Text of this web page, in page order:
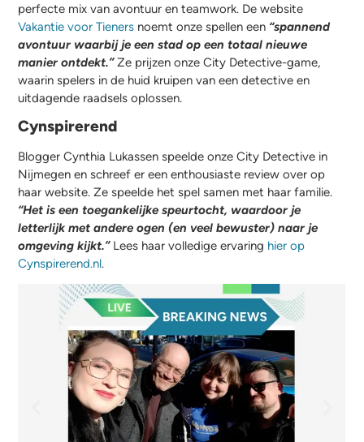
perfecte mix van avontuur en teamwork. De website
Vakantie voor Tieners noemt onze spellen een “spannend
avontuur waarbij je een stad op een totaal nieuwe
manier ontdekt.”Ze prijzen onze City Detective-game,
waarin spelers in de huid kruipen van een detective en
uitdagende raadsels oplossen.
Cynspirerend
Blogger Cynthia Lukassen speelde onze City Detective in
Nijmegen en schreef er een enthousiaste review over op
haar website. Ze speelde het spel samen met haar familie.
“Het is een toegankelijke speurtocht, waardoor je
letterlijk met andere ogen (en veel bewuster) naar je
omgeving kijkt.”Lees haar volledige ervaring hier op
Cynspirerend.nl.